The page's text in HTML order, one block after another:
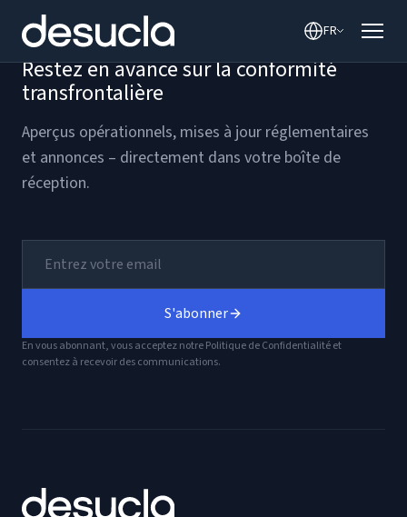
contenu
FR
Restez en avance sur la conformité
transfrontalière
Aperçus opérationnels, mises à jour réglementaires
et annonces – directement dans votre boîte de
réception.
S'abonner
En vous abonnant, vous acceptez notre Politique de Confidentialité et
consentez à recevoir des communications.